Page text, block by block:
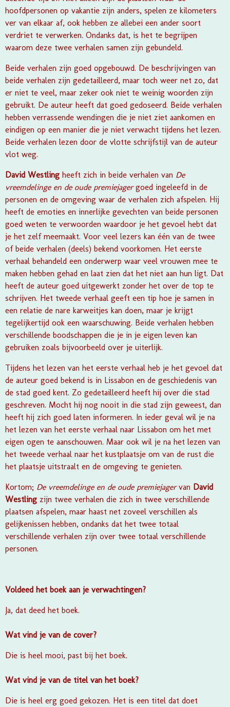
hoofdpersonen op vakantie zijn anders, spelen ze kilometers
ver van elkaar af, ook hebben ze allebei een ander soort
verdriet te verwerken. Ondanks dat, is het te begrijpen
waarom deze twee verhalen samen zijn gebundeld.
Beide verhalen zijn goed opgebouwd. De beschrijvingen van
beide verhalen zijn gedetailleerd, maar toch weer net zo, dat
er niet te veel, maar zeker ook niet te weinig woorden zijn
gebruikt. De auteur heeft dat goed gedoseerd. Beide verhalen
hebben verrassende wendingen die je niet ziet aankomen en
eindigen op een manier die je niet verwacht tijdens het lezen.
Beide verhalen lezen door de vlotte schrijfstijl van de auteur
vlot weg.
David Westling heeft zich in beide verhalen van De
vreemdelinge en de oude premiejagergoed ingeleefd in de
personen en de omgeving waar de verhalen zich afspelen. Hij
heeft de emoties en innerlijke gevechten van beide personen
goed weten te verwoorden waardoor je het gevoel hebt dat
je het zelf meemaakt. Voor veel lezers kan één van de twee
of beide verhalen (deels) bekend voorkomen. Het eerste
verhaal behandeld een onderwerp waar veel vrouwen mee te
maken hebben gehad en laat zien dat het niet aan hun ligt. Dat
heeft de auteur goed uitgewerkt zonder het over de top te
schrijven. Het tweede verhaal geeft een tip hoe je samen in
een relatie de nare karweitjes kan doen, maar je krijgt
tegelijkertijd ook een waarschuwing. Beide verhalen hebben
verschillende boodschappen die je in je eigen leven kan
gebruiken zoals bijvoorbeeld over je uiterlijk.
Tijdens het lezen van het eerste verhaal heb je het gevoel dat
de auteur goed bekend is in Lissabon en de geschiedenis van
de stad goed kent. Zo gedetailleerd heeft hij over die stad
geschreven. Mocht hij nog nooit in die stad zijn geweest, dan
heeft hij zich goed laten informeren. In ieder geval wil je na
het lezen van het eerste verhaal naar Lissabon om het met
eigen ogen te aanschouwen. Maar ook wil je na het lezen van
het tweede verhaal naar het kustplaatsje om van de rust die
het plaatsje uitstraalt en de omgeving te genieten.
Kortom; De vreemdelinge en de oude premiejager van David
Westling zijn twee verhalen die zich in twee verschillende
plaatsen afspelen, maar haast net zoveel verschillen als
gelijkenissen hebben, ondanks dat het twee totaal
verschillende verhalen zijn over twee totaal verschillende
personen.
Voldeed het boek aan je verwachtingen?
Ja, dat deed het boek.
Wat vind je van de cover?
Die is heel mooi, past bij het boek.
Wat vind je van de titel van het boek?
Die is heel erg goed gekozen. Het is een titel dat doet